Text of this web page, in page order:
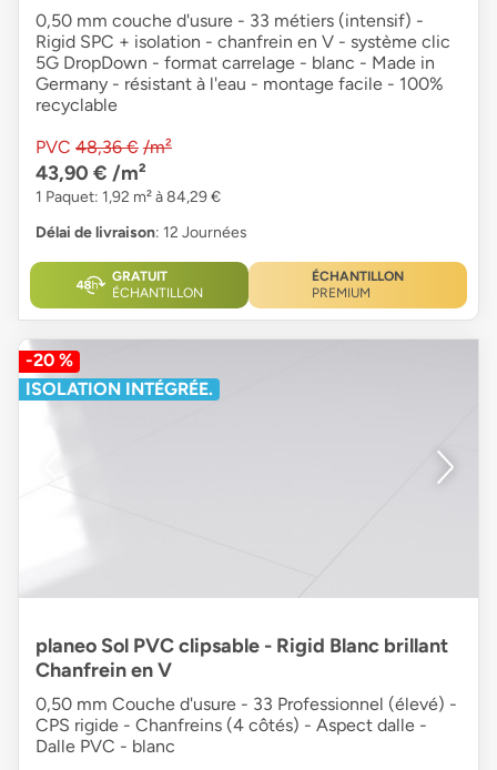
0,50 mm couche d'usure - 33 métiers (intensif) -
Rigid SPC + isolation - chanfrein en V - système clic
5G DropDown - format carrelage - blanc - Made in
Germany - résistant à l'eau - montage facile - 100%
recyclable
PVC 48,36 € /m²
43,90 € /m²
1 Paquet: 1,92 m² à 84,29 €
Délai de livraison: 12 Journées
GRATUIT
ÉCHANTILLON
ÉCHANTILLON
PREMIUM
-20 %
ISOLATION INTÉGRÉE.
planeo Sol PVC clipsable - Rigid Blanc brillant
Chanfrein en V
0,50 mm Couche d'usure - 33 Professionnel (élevé) -
CPS rigide - Chanfreins (4 côtés) - Aspect dalle -
Dalle PVC - blanc